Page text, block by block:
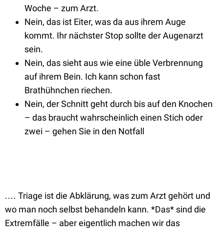
Woche – zum Arzt.
Nein, das ist Eiter, was da aus ihrem Auge
kommt. Ihr nächster Stop sollte der Augenarzt
sein.
Nein, das sieht aus wie eine üble Verbrennung
auf ihrem Bein. Ich kann schon fast
Brathühnchen riechen.
Nein, der Schnitt geht durch bis auf den Knochen
– das braucht wahrscheinlich einen Stich oder
zwei – gehen Sie in den Notfall
.… Triage ist die Abklärung, was zum Arzt gehört und
wo man noch selbst behandeln kann. *Das* sind die
Extremfälle – aber eigentlich machen wir das